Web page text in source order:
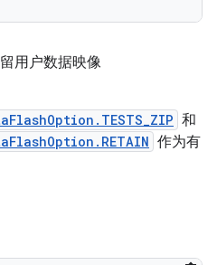
用户数据映像
和
作为有